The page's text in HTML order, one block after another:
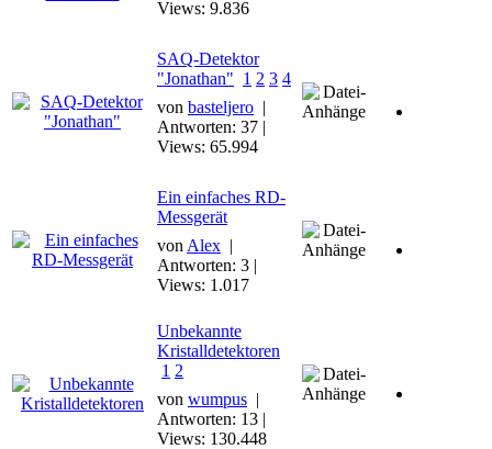
Views: 9.836
SAQ-Detektor
"Jonathan" 1 2 3 4
von basteljero |
Antworten: 37 |
Views: 65.994
Ein einfaches RD-
Messgerät
von Alex |
Antworten: 3 |
Views: 1.017
Unbekannte
Kristalldetektoren
1 2
von wumpus |
Antworten: 13 |
Views: 130.448